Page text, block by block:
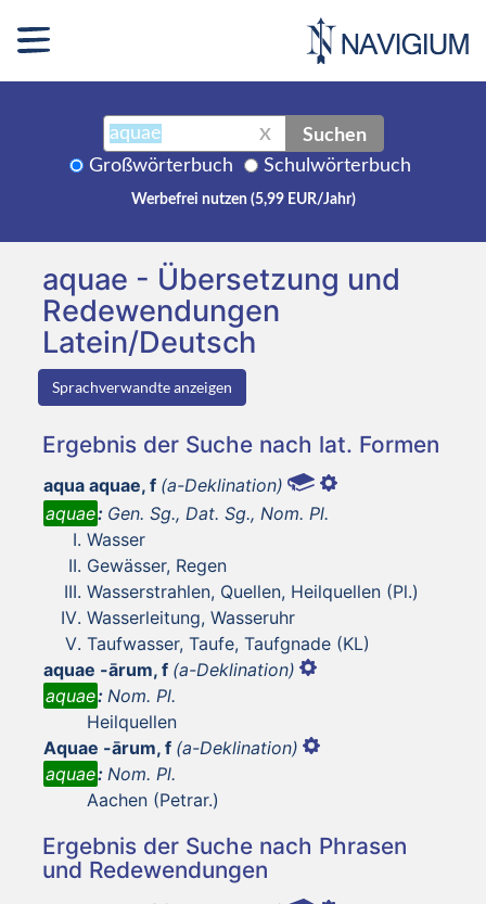
X Suchen
Großwörterbuch Schulwörterbuch
Werbefrei nutzen (5,99 EUR/Jahr)
aquae - Übersetzung und
Redewendungen
Latein/Deutsch
Sprachverwandte anzeigen
Ergebnis der Suche nach lat. Formen
aqua aquae, f (a-Deklination)
aquae: Gen. Sg., Dat. Sg., Nom. Pl.
Wasser
Gewässer, Regen
Wasserstrahlen, Quellen, Heilquellen (Pl.)
Wasserleitung, Wasseruhr
Taufwasser, Taufe, Taufgnade (KL)
aquae -ārum, f (a-Deklination)
aquae: Nom. Pl.
Heilquellen
Aquae -ārum, f (a-Deklination)
aquae: Nom. Pl.
Aachen (Petrar.)
Ergebnis der Suche nach Phrasen
und Redewendungen